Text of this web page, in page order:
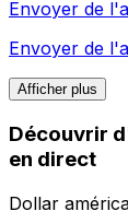
Envoyer de
Envoyer de
Afficher plus
Découvrir
en direct
Dollar